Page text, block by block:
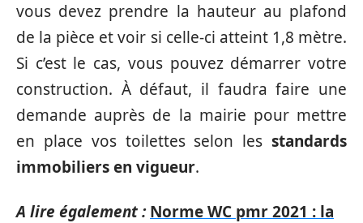
vous devez prendre la hauteur au plafond
de la pièce et voir si celle-ci atteint 1,8 mètre.
Si c’est le cas, vous pouvez démarrer votre
construction. À défaut, il faudra faire une
demande auprès de la mairie pour mettre
en place vos toilettes selon les standards
immobiliers en vigueur.
A lire également : Norme WC pmr 2021 : la